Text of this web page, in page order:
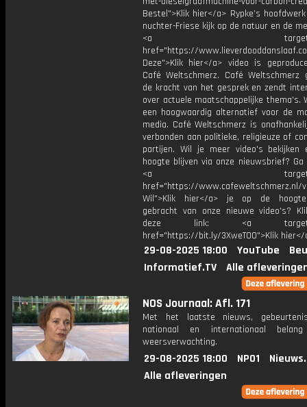
Bestel">Klik hier</a> Rypke’s
nuchter-Friese kijk op de natuur en de
<a
href="https://
Deze">Klik hier</a> video is
Café Weltschmerz. Café Weltschmerz
de kracht van het gesprek en zendt
over actuele maatschappelijke thema's.
een hoogwaardig alternatief voor de
media. Café Weltschmerz is
verbonden aan politieke, religieuze of
partijen. Wil je meer video's bekijken
hoogte blijven via onze nieuwsbrief? Ga
<a
href="https://www.cafeweltschmerz.nl/
Wil">Klik hier</a> je op de
gebracht van onze nieuwe video's?
deze link: <a
href="https://bit.ly/3XweTO0">Klik hier</
29-08-2025 18:00 YouTube
Informatief.TV
Alle
NOS Journaal: Afl. 171
Met het laatste nieuws,
nationaal en internationaal
weersverwachting.
29-08-2025 18:00 NPO1
Alle afleveringen